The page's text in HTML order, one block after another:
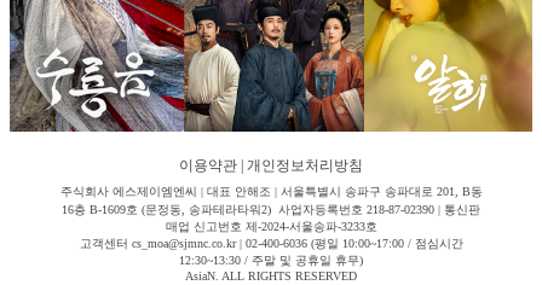
이용약관 개인정보처리방침
주식회사 에스제이엠엔씨 | 대표 안해조 | 서울특별시 송파구 송파대로 201, B동
16층 B-1609호 (문정동, 송파테라타워2) 사업자등록번호 218-87-02390 | 통신판
매업 신고번호 제-2024-서울송파-3233호
고객센터 cs_moa@sjmnc.co.kr | 02-400-6036 (평일 10:00~17:00 / 점심시간
12:30~13:30 / 주말 및 공휴일 휴무)
AsiaN. ALL RIGHTS RESERVED